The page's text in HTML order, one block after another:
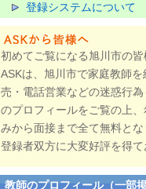
登録システムについて
初めてご覧になる旭川市の皆
ASKは、旭川市で家庭教師
売・電話営業などの迷惑行
のプロフィールをご覧の上
みから面接まで全て無料と
登録者双方に大変好評を得て
教師のプロフィール（一部掲